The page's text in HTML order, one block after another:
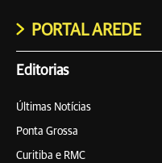
PORTAL AREDE
Editorias
Últimas Notícias
Ponta Grossa
Curitiba e RMC